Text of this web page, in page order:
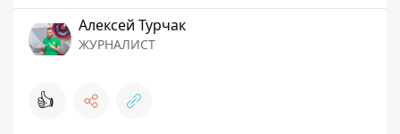
Алексей Турчак
ЖУРНАЛИСТ
👍